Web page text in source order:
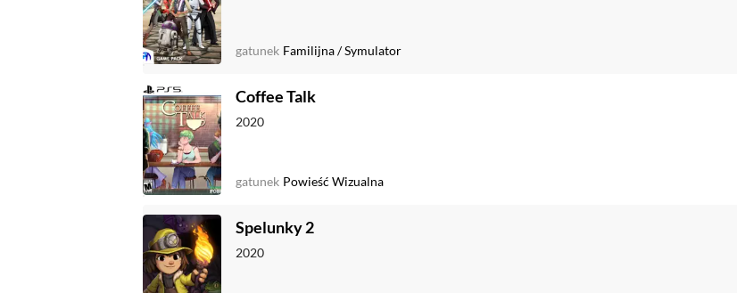
gatunek Familijna/Symulator
Coffee Talk
2020
gatunek Powieść Wizualna
Spelunky 2
2020